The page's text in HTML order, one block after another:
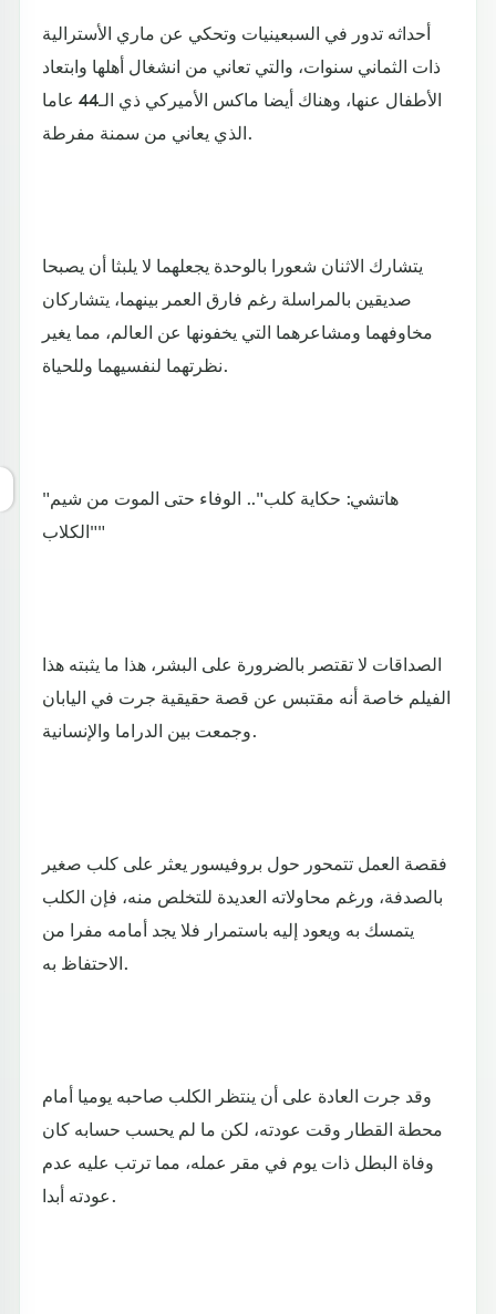
أحداثه تدور في السبعينيات وتحكي عن ماري الأسترالية
ذات الثماني سنوات، والتي تعاني من انشغال أهلها وابتعاد
الأطفال عنها، وهناك أيضا ماكس الأميركي ذي الـ44 عاما
الذي يعاني من سمنة مفرطة.
يتشارك الاثنان شعورا بالوحدة يجعلهما لا يلبثا أن يصبحا
صديقين بالمراسلة رغم فارق العمر بينهما، يتشاركان
مخاوفهما ومشاعرهما التي يخفونها عن العالم، مما يغير
نظرتهما لنفسيهما وللحياة.
"هاتشي: حكاية كلب".. الوفاء حتى الموت من شيم
"الكلاب"
الصداقات لا تقتصر بالضرورة على البشر، هذا ما يثبته هذا
الفيلم خاصة أنه مقتبس عن قصة حقيقية جرت في اليابان
وجمعت بين الدراما والإنسانية.
فقصة العمل تتمحور حول بروفيسور يعثر على كلب صغير
بالصدفة، ورغم محاولاته العديدة للتخلص منه، فإن الكلب
يتمسك به ويعود إليه باستمرار فلا يجد أمامه مفرا من
الاحتفاظ به.
وقد جرت العادة على أن ينتظر الكلب صاحبه يوميا أمام
محطة القطار وقت عودته، لكن ما لم يحسب حسابه كان
وفاة البطل ذات يوم في مقر عمله، مما ترتب عليه عدم
عودته أبدا.